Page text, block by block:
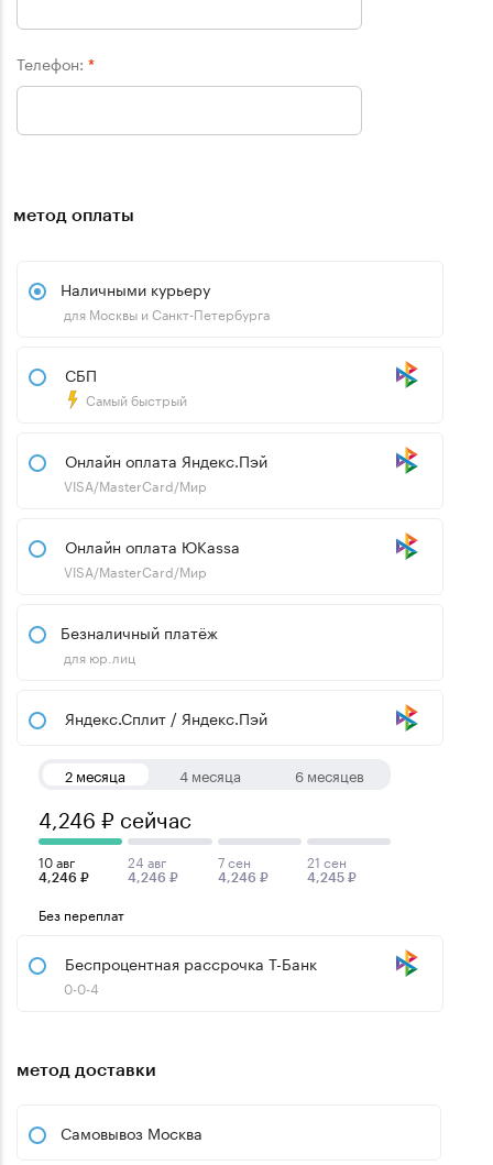
Телефон: *
метод оплаты
Наличными курьеру
для Москвы и Санкт-Петербурга
СБП
Самый быстрый
Онлайн оплата Яндекс.Пэй
VISA/MasterCard/Мир
Онлайн оплата ЮKassa
VISA/MasterCard/Мир
Безналичный платёж
для юр.лиц
Яндекс.Сплит / Яндекс.Пэй
2 месяца 4 месяца 6 месяцев
4,246 ₽ сейчас
10 авг
4,246 ₽
24 авг
4,246 ₽
7 сен
4,246 ₽
21 сен
4,245 ₽
Без переплат
Беспроцентная рассрочка Т-Банк
0-0-4
метод доставки
Самовывоз Москва